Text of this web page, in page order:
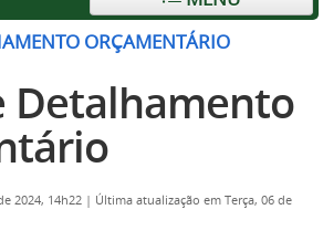
ORÇAMENTÁRIO
Detalhamento
2024, 14h22 | Última atualização em Terça, 06 de